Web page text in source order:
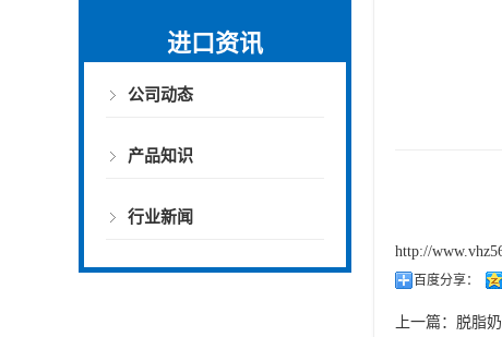
进口资讯
公司动态
产品知识
行业新闻
http://
百度分享：
上一篇： 脱脂